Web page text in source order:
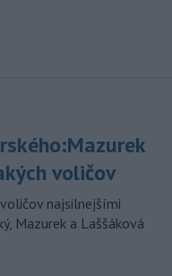
voličov
najsilnejšími
Mazurek a Laššáková